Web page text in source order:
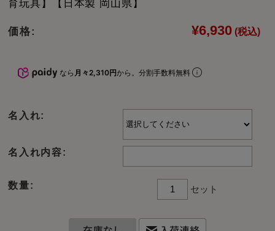
育玩具】【日本製 岡山県】
価格: ¥6,930 (税込)
なら 月々2,310円から。分割手数料無料
名入れ:
名入れ内容:
数量: セット